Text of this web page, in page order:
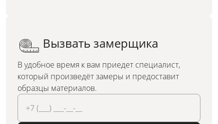
Вызвать замерщика
В удобное время к вам приедет специалист,
который произведёт замеры и предоставит
образцы материалов.